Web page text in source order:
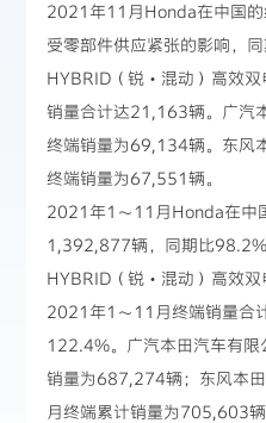
赛事运动
新闻资讯
2021年11月Honda在中国的
受零部件供应紧张的影响，
HYBRID（锐・混动）高效
销量合计达21,163辆。广汽
终端销量为69,134辆。东风
终端销量为67,551辆。
2021年1～11月Honda在中
1,392,877辆，同期比
HYBRID（锐・混动）高效
2021年1～11月终端销量合
122.4%。广汽本田汽车有
销量为687,274辆；东风本
月终端累计销量为705,603辆